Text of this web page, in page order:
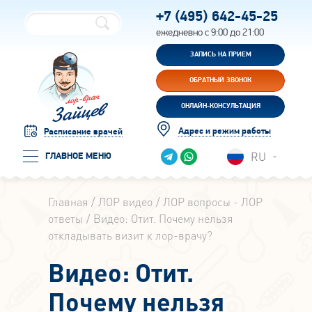
Расписание врачей
ГЛАВНОЕ МЕНЮ
+7 (495) 642-45-25
ежедневно с 9:00 до 21:00
ЗАПИСЬ НА ПРИЕМ
ОБРАТНЫЙ ЗВОНОК
ОНЛАЙН-КОНСУЛЬТАЦИЯ
Адрес и режим работы
RU
Главная ЛОР видео
ЛОР вопросы - ЛОР
ответы
Видео: Отит. Почему нельзя
откладывать визит к лор-врачу?
Видео: Отит.
Почему нельзя